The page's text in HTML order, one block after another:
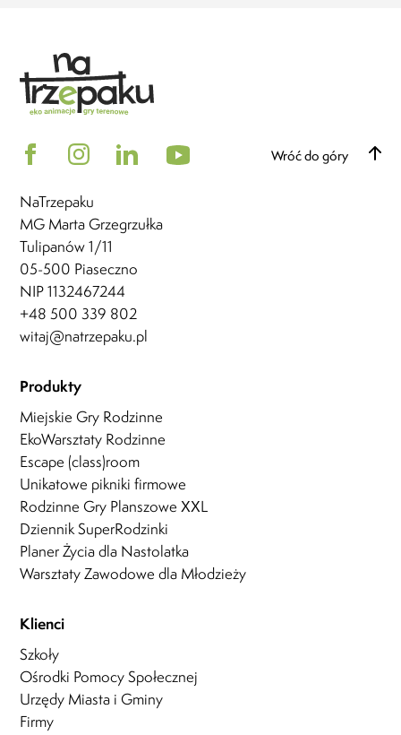
Wróć do góry
NaTrzepaku
MG Marta Grzegrzułka
Tulipanów 1/11
05-500 Piaseczno
NIP 1132467244
+48 500 339 802
witaj@natrzepaku.pl
Produkty
Miejskie Gry Rodzinne
EkoWarsztaty Rodzinne
Escape (class)room
Unikatowe pikniki firmowe
Rodzinne Gry Planszowe XXL
Dziennik SuperRodzinki
Planer Życia dla Nastolatka
Warsztaty Zawodowe dla Młodzieży
Klienci
Szkoły
Ośrodki Pomocy Społecznej
Urzędy Miasta i Gminy
Firmy